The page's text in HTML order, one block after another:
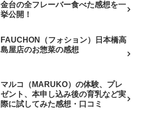
金台の全フレーバー食べた感想を一
挙公開！
FAUCHON（フォション）日本橋高
島屋店のお惣菜の感想
マルコ（MARUKO）の体験、プレ
ゼント、本申し込み後の育乳など実
際に試してみた感想・口コミ